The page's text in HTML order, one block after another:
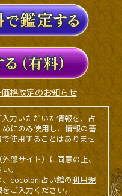
格改定のお知らせ
力いただいた情報を、占
にのみ使用し、情報の蓄
使用することはありませ
（外部サイト）に同意の上、
。
、cocoloni占い館の利用規
ご入力ください。